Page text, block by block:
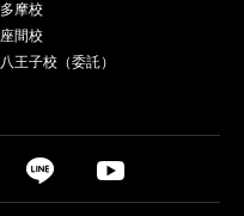
多摩校
座間校
八王子校（委託）